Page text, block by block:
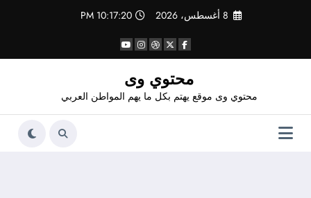
8 أغسطس، 2026 10:17:21 PM
محتوي وى
محتوي وى موقع يهتم بكل ما يهم المواطن العربي